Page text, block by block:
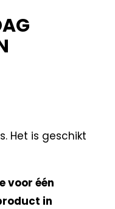
Het is geschikt
voor één
in